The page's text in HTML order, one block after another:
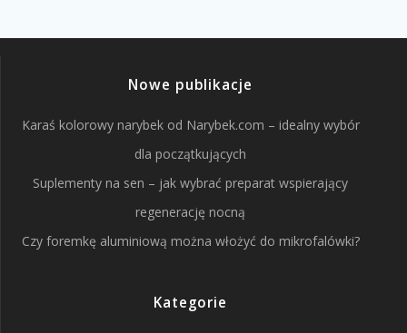
Nowe publikacje
Karaś kolorowy narybek od Narybek.com – idealny wybór
dla początkujących
Suplementy na sen – jak wybrać preparat wspierający
regenerację nocną
Czy foremkę aluminiową można włożyć do mikrofalówki?
Kategorie